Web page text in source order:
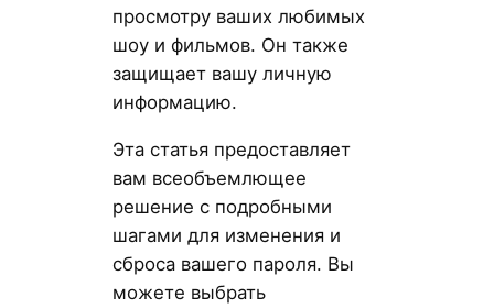
просмотру ваших любимых
шоу и фильмов. Он также
защищает вашу личную
информацию.
Эта статья предоставляет
вам всеобъемлющее
решение с подробными
шагами для изменения и
сброса вашего пароля. Вы
можете выбрать